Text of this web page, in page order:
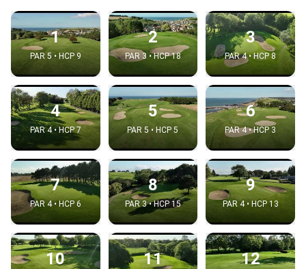
1
PAR 5 • HCP 9
2
PAR 3 • HCP 18
3
PAR 4 • HCP 8
4
PAR 4 • HCP 7
5
PAR 5 • HCP 5
6
PAR 4 • HCP 3
7
PAR 4 • HCP 6
8
PAR 3 • HCP 15
9
PAR 4 • HCP 13
10 11 12